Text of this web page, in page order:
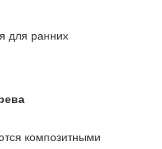
для ранних
композитными